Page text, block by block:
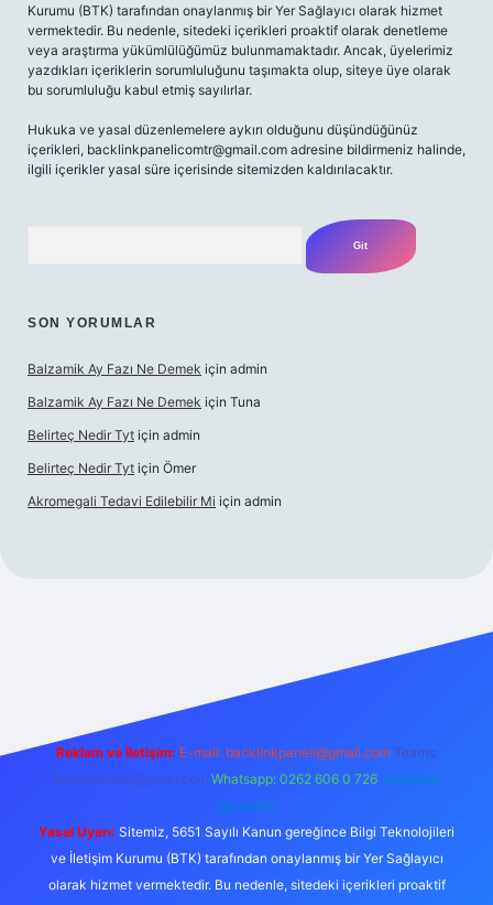
Kurumu (BTK) tarafından onaylanmış bir Yer Sağlayıcı olarak hizmet
vermektedir. Bu nedenle, sitedeki içerikleri proaktif olarak denetleme
veya araştırma yükümlülüğümüz bulunmamaktadır. Ancak, üyelerimiz
yazdıkları içeriklerin sorumluluğunu taşımakta olup, siteye üye olarak
bu sorumluluğu kabul etmiş sayılırlar.
Hukuka ve yasal düzenlemelere aykırı olduğunu düşündüğünüz
içerikleri, backlinkpanelicomtr@gmail.com adresine bildirmeniz halinde,
ilgili içerikler yasal süre içerisinde sitemizden kaldırılacaktır.
SON YORUMLAR
Balzamik Ay Fazı Ne Demek için admin
Balzamik Ay Fazı Ne Demek için Tuna
Belirteç Nedir Tyt için admin
Belirteç Nedir Tyt için Ömer
Akromegali Tedavi Edilebilir Mi için admin
Reklam ve İletişim: E-mail: backlinkpaneli@gmail.com Teams:
forumhizmeti@gmail.com Whatsapp: 0262 606 0 726 Telegram:
@karabul
Yasal Uyarı: Sitemiz, 5651 Sayılı Kanun gereğince Bilgi Teknolojileri
ve İletişim Kurumu (BTK) tarafından onaylanmış bir Yer Sağlayıcı
olarak hizmet vermektedir. Bu nedenle, sitedeki içerikleri proaktif